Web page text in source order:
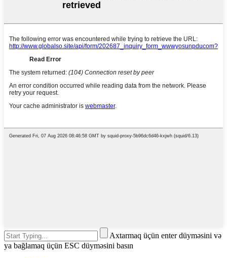
Axtarmaq üçün enter düyməsini və
ya bağlamaq üçün ESC düyməsini basın